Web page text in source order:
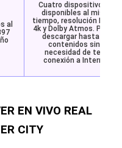
al
Cuatro dispositivos de
disponibles al mismo
tiempo, resolución Full
4k y Dolby Atmos. Puedes
descargar hasta 100
contenidos sin la
necesidad de tener
conexión a Internet.
EN VIVO REAL
CITY